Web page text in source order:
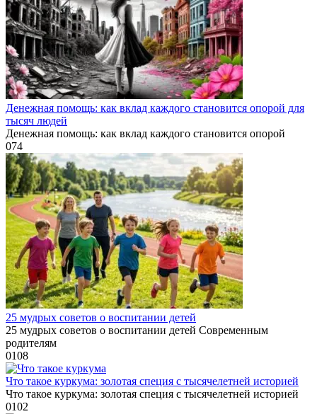
Денежная помощь: как вклад каждого становится опорой для
тысяч людей
Денежная помощь: как вклад каждого становится опорой
074
25 мудрых советов о воспитании детей
25 мудрых советов о воспитании детей Современным
родителям
0108
Что такое куркума: золотая специя с тысячелетней историей
Что такое куркума: золотая специя с тысячелетней историей
0102